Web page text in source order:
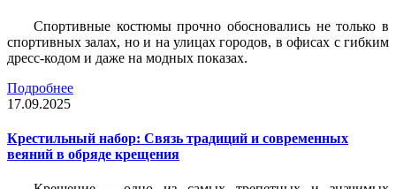
Спортивные костюмы прочно обосновались не только в
спортивных залах, но и на улицах городов, в офисах с гибким
дресс-кодом и даже на модных показах.
Подробнее
17.09.2025
Крестильный набор: Связь традиций и современных
веяний в обряде крещения